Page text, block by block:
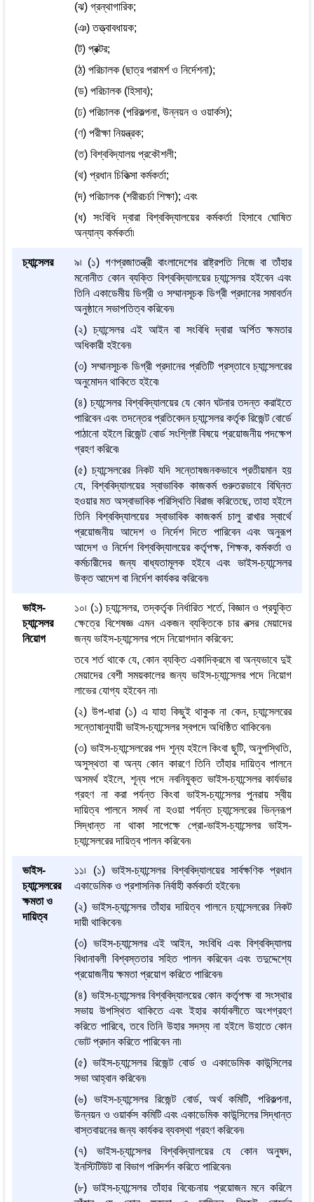
(ঝ) গ্রন্থাগারিক;
(ঞ) তত্ত্বাবধায়ক;
(ট) প্রক্টর;
(ঠ) পরিচালক (ছাত্র পরামর্শ ও নির্দেশনা);
(ড) পরিচালক (হিসাব);
(ঢ) পরিচালক (পরিকল্পনা, উন্নয়ন ও ওয়ার্কস);
(ণ) পরীক্ষা নিয়ন্ত্রক;
(ত) বিশ্ববিদ্যালয় প্রকৌশলী;
(থ) প্রধান চিকিত্সা কর্মকর্তা;
(দ) পরিচালক (শরীরচর্চা শিক্ষা); এবং
(ধ) সংবিধি দ্বারা বিশ্ববিদ্যালয়ের কর্মকর্তা হিসাবে ঘোষিত
অন্যান্য কর্মকর্তা৷
চ্যান্সেলর
৯৷ (১) গণপ্রজাতন্ত্রী বাংলাদেশের রাষ্ট্রপতি নিজে বা তাঁহার
মনোনীত কোন ব্যক্তি বিশ্ববিদ্যালয়ের চ্যান্সেলর হইবেন এবং
তিনি একাডেমীয় ডিগ্রী ও সম্মানসূচক ডিগ্রী প্রদানের সমাবর্তন
অনুষ্ঠানে সভাপতিত্ব করিবেন৷
(২) চ্যান্সেলর এই আইন বা সংবিধি দ্বারা অর্পিত ক্ষমতার
অধিকারী হইবেন৷
(৩) সম্মানসূচক ডিগ্রী প্রদানের প্রতিটি প্রস্তাবে চ্যান্সেলরের
অনুমোদন থাকিতে হইবে৷
(৪) চ্যান্সেলর বিশ্ববিদ্যালয়ের যে কোন ঘটনার তদন্ত করাইতে
পারিবেন এবং তদন্তের প্রতিবেদন চ্যান্সেলর কর্তৃক রিজেন্ট বোর্ডে
পাঠানো হইলে রিজেন্ট বোর্ড সংশ্লিষ্ট বিষয়ে প্রয়োজনীয় পদক্ষেপ
গ্রহণ করিবে৷
(৫) চ্যান্সেলরের নিকট যদি সন্তোষজনকভাবে প্রতীয়মান হয়
যে, বিশ্ববিদ্যালয়ের স্বাভাবিক কাজকর্ম গুরুতরভাবে বিঘ্নিত
হওয়ার মত অস্বাভাবিক পরিস্থিতি বিরাজ করিতেছে, তাহা হইলে
তিনি বিশ্ববিদ্যালয়ের স্বাভাবিক কাজকর্ম চালু রাখার স্বার্থে
প্রয়োজনীয় আদেশ ও নির্দেশ দিতে পারিবেন এবং অনুরূপ
আদেশ ও নির্দেশ বিশ্ববিদ্যালয়ের কর্তৃপক্ষ, শিক্ষক, কর্মকর্তা ও
কর্মচারীদের জন্য বাধ্যতামূলক হইবে এবং ভাইস-চ্যান্সেলর
উক্ত আদেশ বা নির্দেশ কার্যকর করিবেন৷
ভাইস-
চ্যান্সেলর
নিয়োগ
১০৷ (১) চ্যান্সেলর, তদ্‌কর্তৃক নির্ধারিত শর্তে, বিজ্ঞান ও প্রযুক্তি
ক্ষেত্রে বিশেষজ্ঞ এমন একজন ব্যক্তিকে চার বত্সর মেয়াদের
জন্য ভাইস-চ্যান্সেলর পদে নিয়োগদান করিবেন:
তবে শর্ত থাকে যে, কোন ব্যক্তি একাদিক্রমে বা অন্যভাবে দুই
মেয়াদের বেশী সময়কালের জন্য ভাইস-চ্যান্সেলর পদে নিয়োগ
লাভের যোগ্য হইবেন না৷
(২) উপ-ধারা (১) এ যাহা কিছুই থাকুক না কেন, চ্যান্সেলরের
সন্তোষানুযায়ী ভাইস-চ্যান্সেলর স্বপদে অধিষ্ঠিত থাকিবেন৷
(৩) ভাইস-চ্যান্সেলরের পদ শূন্য হইলে কিংবা ছুটি, অনুপস্থিতি,
অসুস্থতা বা অন্য কোন কারণে তিনি তাঁহার দায়িত্ব পালনে
অসমর্থ হইলে, শূন্য পদে নবনিযুক্ত ভাইস-চ্যান্সেলর কার্যভার
গ্রহণ না করা পর্যন্ত কিংবা ভাইস-চ্যান্সেলর পুনরায় স্বীয়
দায়িত্ব পালনে সমর্থ না হওয়া পর্যন্ত চ্যান্সেলরের ভিন্নরূপ
সিদ্ধান্ত না থাকা সাপেক্ষে প্রো-ভাইস-চ্যান্সেলর ভাইস-
চ্যান্সেলরের দায়িত্ব পালন করিবেন৷
ভাইস-
চ্যান্সেলরের
ক্ষমতা ও
দায়িত্ব
১১৷ (১) ভাইস-চ্যান্সেলর বিশ্ববিদ্যালয়ের সার্বক্ষণিক প্রধান
একাডেমিক ও প্রশাসনিক নির্বাহী কর্মকর্তা হইবেন৷
(২) ভাইস-চ্যান্সেলর তাঁহার দায়িত্ব পালনে চ্যান্সেলরের নিকট
দায়ী থাকিবেন৷
(৩) ভাইস-চ্যান্সেলর এই আইন, সংবিধি এবং বিশ্ববিদ্যালয়
বিধানাবলী বিশ্বস্ততার সহিত পালন করিবেন এবং তদুদ্দেশ্যে
প্রয়োজনীয় ক্ষমতা প্রয়োগ করিতে পারিবেন৷
(৪) ভাইস-চ্যান্সেলর বিশ্ববিদ্যালয়ের কোন কর্তৃপক্ষ বা সংস্থার
সভায় উপস্থিত থাকিতে এবং ইহার কার্যাবলীতে অংশগ্রহণ
করিতে পারিবে, তবে তিনি উহার সদস্য না হইলে উহাতে কোন
ভোট প্রদান করিতে পারিবেন না৷
(৫) ভাইস-চ্যান্সেলর রিজেন্ট বোর্ড ও একাডেমিক কাউন্সিলের
সভা আহ্বান করিবেন৷
(৬) ভাইস-চ্যান্সেলর রিজেন্ট বোর্ড, অর্থ কমিটি, পরিকল্পনা,
উন্নয়ন ও ওয়ার্কস কমিটি এবং একাডেমিক কাউন্সিলের সিদ্ধান্ত
বাস্তবায়নের জন্য কার্যকর ব্যবস্থা গ্রহণ করিবেন৷
(৭) ভাইস-চ্যান্সেলর বিশ্ববিদ্যালয়ের যে কোন অনুষদ,
ইনস্টিটিউট বা বিভাগ পরিদর্শন করিতে পারিবেন৷
(৮) ভাইস-চ্যান্সেলর তাঁহার বিবেচনায় প্রয়োজন মনে করিলে